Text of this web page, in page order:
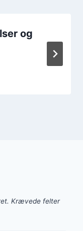
og
Krævede felter